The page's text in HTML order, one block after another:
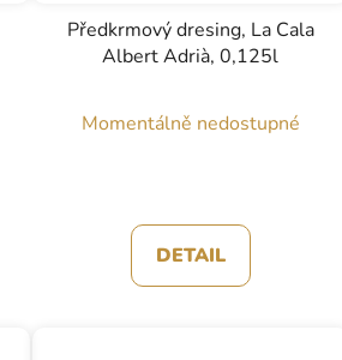
Předkrmový dresing, La Cala
Albert Adrià, 0,125l
Momentálně nedostupné
DETAIL